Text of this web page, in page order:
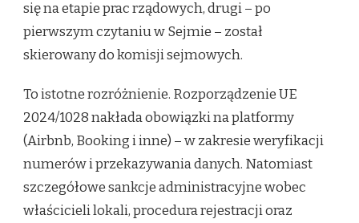
się na etapie prac rządowych, drugi – po
pierwszym czytaniu w Sejmie – został
skierowany do komisji sejmowych.
To istotne rozróżnienie. Rozporządzenie UE
2024/1028 nakłada obowiązki na platformy
(Airbnb, Booking i inne) – w zakresie weryfikacji
numerów i przekazywania danych. Natomiast
szczegółowe sankcje administracyjne wobec
właścicieli lokali, procedura rejestracji oraz